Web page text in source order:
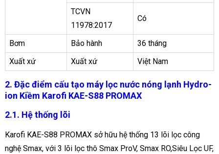
TCVN
11978:2017
Có
Bơm Bảo hành
36 tháng
Xuất xứ
Xuất xứ Việt Nam
2. Đặc điểm cấu tạo máy lọc nước nóng lạnh Hydro-
ion Kiềm Karofi KAE-S88 PROMAX
2.1. Hệ thống lõi
Karofi KAE-S88 PROMAX sở hữu hệ thống 13 lõi lọc công
nghệ Smax, với 3 lõi lọc thô Smax ProV, Smax RO,Siêu Lọc UF,